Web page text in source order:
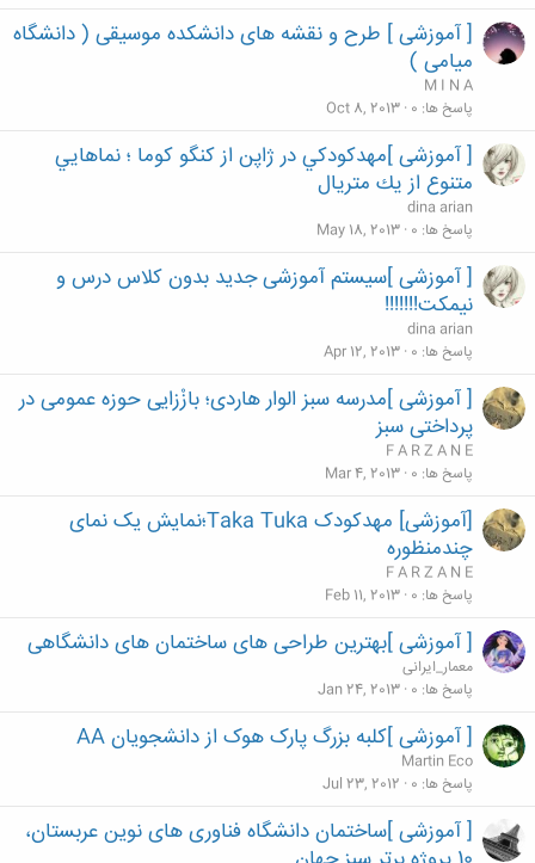
[ آموزشی ] طرح و نقشه های دانشکده موسیقی ( دانشگاه
میامی )
M I N A
پاسخ ها 0
Oct 8, 2013
[ آموزشی ]مهدكودكي در ژاپن از كنگو كوما ؛ نماهايي
متنوع از يك متريال
dina arian
پاسخ ها 0
May 18, 2013
[ آموزشی ]سیستم آموزشی جدید بدون کلاس درس و
نیمکت!!!!!!!
dina arian
پاسخ ها 0
Apr 12, 2013
[ آموزشی ]مدرسه سبز الوار هاردی؛ بازْزایی حوزه عمومی در
پرداختی سبز
F A R Z A N E
پاسخ ها 0
Mar 4, 2013
[آموزشی] مهدکودک Taka Tuka؛نمایش یک نمای
چندمنظوره
F A R Z A N E
پاسخ ها 0
Feb 11, 2013
[ آموزشی ]بهترین طراحی های ساختمان های دانشگاهی
معمار_ایرانی
پاسخ ها 0
Jan 24, 2013
[ آموزشی ]کلبه بزرگ پارک هوک از دانشجویان AA
Martin Eco
پاسخ ها 0
Jul 23, 2012
[ آموزشی ]ساختمان دانشگاه فناوری های نوین عربستان،